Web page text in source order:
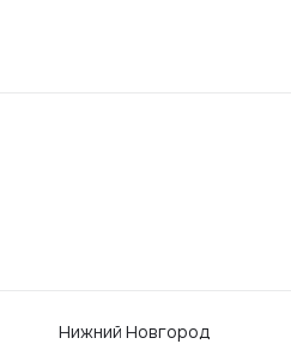
Нижний Новгород